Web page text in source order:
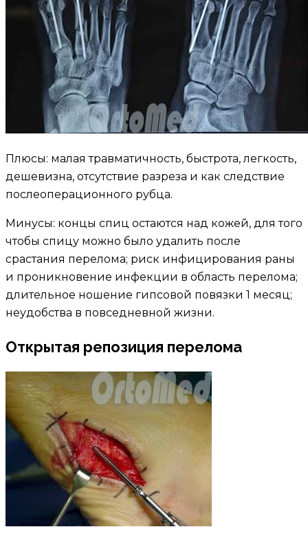
Плюсы: малая травматичность, быстрота, легкость,
дешевизна, отсутствие разреза и как следствие
послеоперационного рубца.
Минусы: концы спиц остаются над кожей, для того
чтобы спицу можно было удалить после
срастания перелома; риск инфицирования раны
и проникновение инфекции в область перелома;
длительное ношение гипсовой повязки 1 месяц;
неудобства в повседневной жизни.
Открытая репозиция перелома